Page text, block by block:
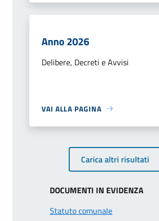
Anno 2026
Delibere, Decreti e Avvisi
VAI ALLA PAGINA
Carica altri risultati
DOCUMENTI IN EVIDENZA
Statuto comunale